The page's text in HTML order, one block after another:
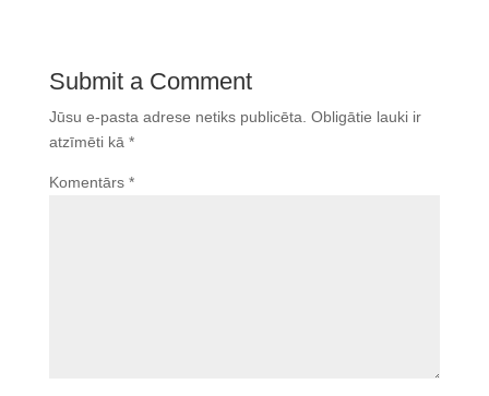
Submit a Comment
Jūsu e-pasta adrese netiks publicēta. Obligātie lauki ir
atzīmēti kā *
Komentārs *